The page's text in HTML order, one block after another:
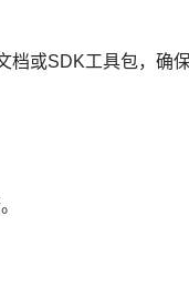
档或SDK工具包，确